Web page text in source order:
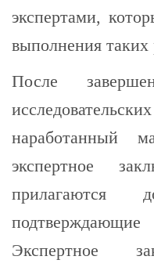
экспертами,
выполнения таких
После
наработанный
экспертное
прилагаются
Экспертное